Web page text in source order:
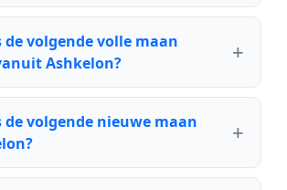
de volgende volle maan
Ashkelon?
de volgende nieuwe maan